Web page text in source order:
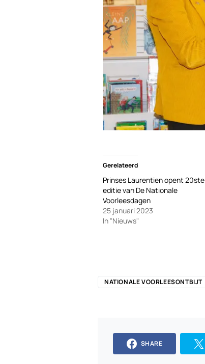
Gerelateerd
Prinses Laurentien opent 20ste
editie van De Nationale
Voorleesdagen
25 januari 2023
In "Nieuws"
NATIONALE VOORLEESONTBIJT
SHARE